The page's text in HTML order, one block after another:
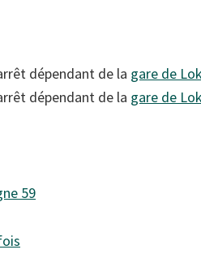
dépendant de la gare de
dépendant de la gare de
59